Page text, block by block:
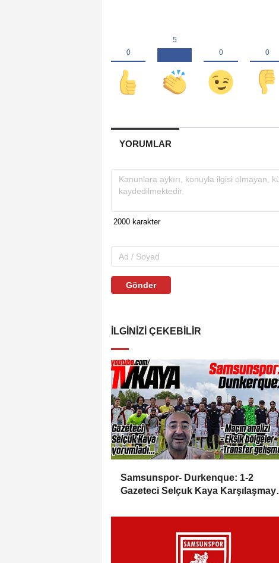
YORUMLAR
Gönder
İLGINIZI ÇEKEBILIR
Samsunspor- Durkenque: 1-2
Gazeteci Selçuk Kaya Karşılaşmayı